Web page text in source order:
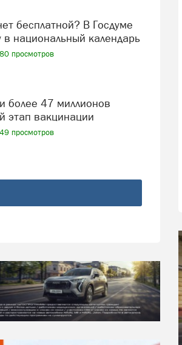
национальный календарь
просмотров
этап вакцинации
просмотров